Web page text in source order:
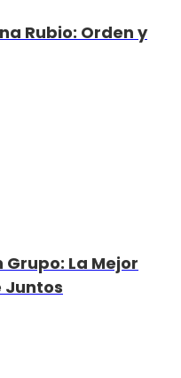
Rubio: Orden y
La Mejor
Juntos